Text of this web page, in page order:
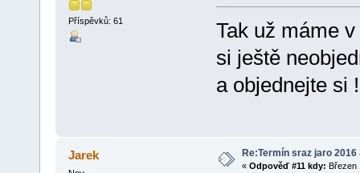
Příspěvků: 61
Tak už máme
si ještě
a objednejte si
Jarek Re:Termín sraz jaro
« Odpověď #11 kdy: Březen